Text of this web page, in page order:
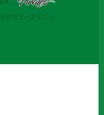
セガサミーフェニッ